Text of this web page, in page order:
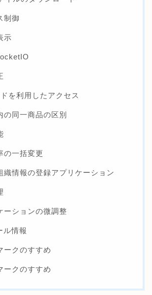
制御
示
を利用したアクセス
の同一商品の区別
の一括変更
織情報の登録アプリケーション
ーションの微調整
ル情報
ークのすすめ
ークのすすめ